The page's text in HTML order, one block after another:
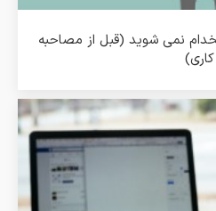
نمی شوید (قبل از مصاحبه
کاری)